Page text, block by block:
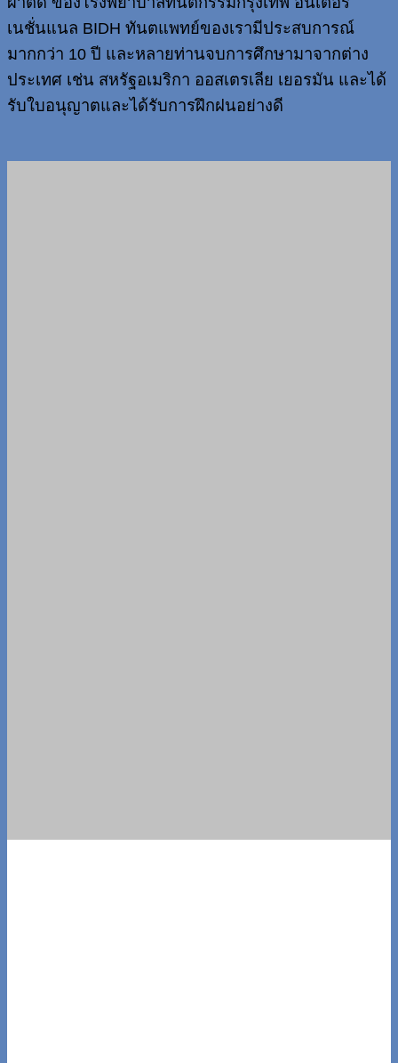
เนชั่นแนล BIDH ทันตแพทย์ของเรามีประสบการณ์
มากกว่า 10 ปี และหลายท่านจบการศึกษามาจากต่าง
ประเทศ เช่น สหรัฐอเมริกา ออสเตรเลีย เยอรมัน และได้
รับใบอนุญาตและได้รับการฝึกฝนอย่างดี